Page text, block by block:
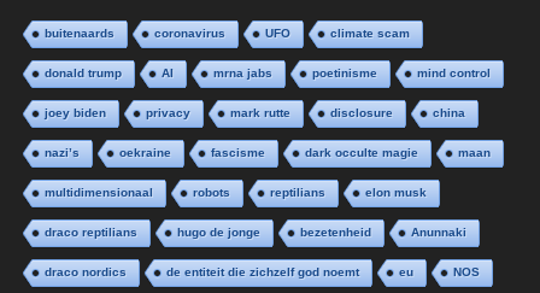
buitenaards coronavirus UFO climate scam
donald trump AI mrna jabs poetinisme mind control
joey biden privacy mark rutte disclosure china
nazi’s oekraine fascisme dark occulte magie maan
multidimensionaal robots reptilians elon musk
draco reptilians hugo de jonge bezetenheid Anunnaki
draco nordics de entiteit die zichzelf god noemt eu NOS